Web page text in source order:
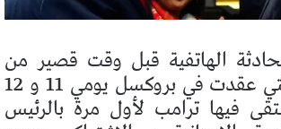
الهاتفية قبل وقت قصير من
قمة الناتو ، التي عقدت في بروكسل يومي 11 و 12
فيها ترامب لأول مرة بالرئيس